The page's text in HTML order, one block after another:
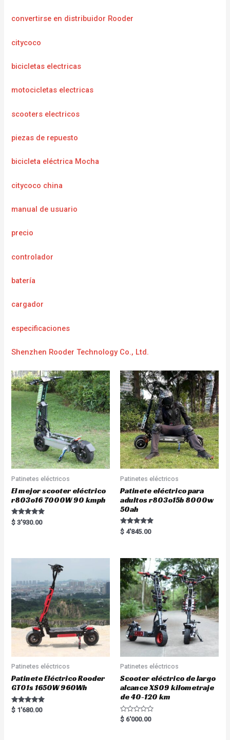
convertirse en distribuidor Rooder
citycoco
bicicletas electricas
motocicletas electricas
scooters electricos
piezas de repuesto
bicicleta eléctrica Mocha
citycoco china
manual de usuario
precio
controlador
batería
cargador
especificaciones
Shenzhen Rooder Technology Co., Ltd.
Patinetes eléctricos
El mejor scooter eléctrico
r803o16 7000W 90 kmph
Rated
5.00
$ 3'930.00
Patinetes eléctricos
Patinete eléctrico para
adultos r803o15b 8000w
50ah
Rated
5.00
$ 4'845.00
Patinetes eléctricos
Patinete Eléctrico Rooder
GT01s 1650W 960Wh
Rated
5.00
$ 1'680.00
Patinetes eléctricos
Scooter eléctrico de largo
alcance XS09 kilometraje
de 40-120 km
R
a
$ 6'000.00